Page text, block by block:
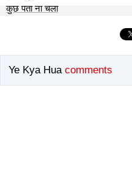
कुछ पता ना चला
Ye Kya Hua comments